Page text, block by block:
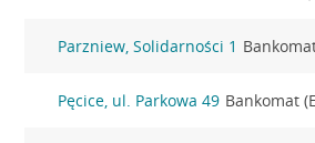
Parzniew, Solidarności 1
Pęcice, ul. Parkowa 49 Bankomat